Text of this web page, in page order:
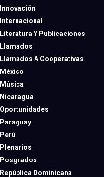
Innovación
Internacional
Literatura Y Publicaciones
Llamados
Llamados A Cooperativas
México
Música
Nicaragua
Oportunidades
Paraguay
Perú
Plenarios
Posgrados
República Dominicana